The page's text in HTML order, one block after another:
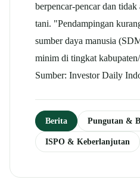
berpencar-pencar dan
tani. "Pendampingan
sumber daya manusia
minim di tingkat
Sumber: Investor Daily
Berita Pungutan &
ISPO & Keberlanjutan